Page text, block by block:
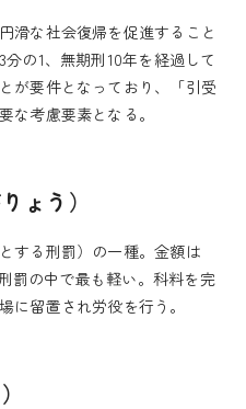
滑な社会復帰を促進すること
の1、無期刑10年を経過して
が要件となっており、「引受
な考慮要素となる。
ょう）
する刑罰）の一種。金額は
罰の中で最も軽い。科料を完
に留置され労役を行う。